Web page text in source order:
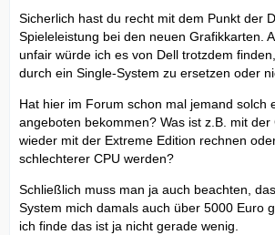
Sicherlich hast du recht mit dem Punkt der
Spieleleistung bei den neuen Grafikkarten.
unfair würde ich es von Dell trotzdem
durch ein Single-System zu ersetzen oder
Hat hier im Forum schon mal jemand solch
angeboten bekommen? Was ist z.B. mit der
wieder mit der Extreme Edition rechnen
schlechterer CPU werden?
Schließlich muss man ja auch beachten,
System mich damals auch über 5000 Euro
ich finde das ist ja nicht gerade wenig.